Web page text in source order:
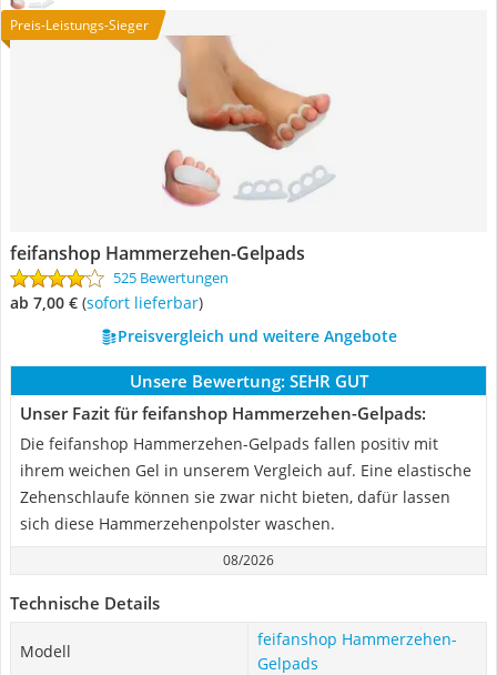
Preis-Leistungs-Sieger
feifanshop Hammerzehen-Gelpads
525 Bewertungen
ab 7,00 € ( Sofort lieferbar)
Preisvergleich und weitere Angebote
Unsere Bewertung: SEHR GUT
Unser Fazit für feifanshop Hammerzehen-Gelpads:
Die feifanshop Hammerzehen-Gelpads fallen positiv mit
ihrem weichen Gel in unserem Vergleich auf. Eine elastische
Zehenschlaufe können sie zwar nicht bieten, dafür lassen
sich diese Hammerzehenpolster waschen.
08/2026
Technische Details
Modell
feifanshop Hammerzehen-
Gelpads